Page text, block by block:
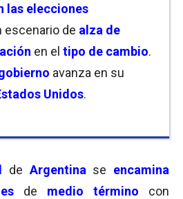
las elecciones
escenario de alza de
en el tipo de cambio.
avanza en su
Unidos.
de Argentina se encamina
de medio término con